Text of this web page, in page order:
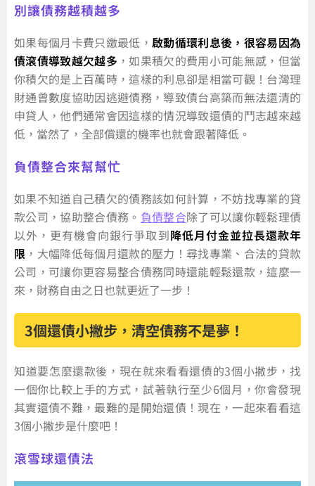
別讓債務越積越多
如果每個月卡費只繳最低， 啟動循環利息後，很容易因為
債滾債導致越欠越多 ，如果積欠的費用小可能無感，但當
你積欠的是上百萬時，這樣的利息卻是相當可觀！台灣理
財通曾數度協助因逃避債務，導致債台高築而無法還清的
申貸人，他們通常會因這樣的情況導致還債的鬥志越來越
低，當然了，全部償還的機率也就會跟著降低。
負債整合來幫幫忙
如果不知道自己積欠的債務該如何計算，不妨找專業的貸
款公司，協助整合債務。 負債整合除了可以讓你輕鬆理債
以外，更有機會向銀行爭取到降低月付金並拉長還款年
限 ，大幅降低每個月還款的壓力！尋找專業、合法的貸款
公司，可讓你更容易整合債務同時還能輕鬆還款，這麼一
來，財務自由之日也就更近了一步！
3個還債小撇步，清空債務不是夢！
知道要怎麼還款後，現在就來看看還債的3個小撇步，找
一個你比較上手的方式，試著執行至少6個月，你會發現
其實還債不難，最難的是開始還債！現在，一起來看看這
3個小撇步是什麼吧！
滾雪球還債法